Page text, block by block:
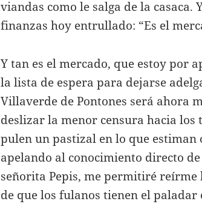
viandas como le salga de la casaca.
finanzas hoy entrullado: “Es el
Y tan es el mercado, que estoy por
la lista de espera para dejarse
Villaverde de Pontones será ahora
deslizar la menor censura hacia los
pulen un pastizal en lo que estiman
apelando al conocimiento directo
señorita Pepis, me permitiré
de que los fulanos tienen el paladar